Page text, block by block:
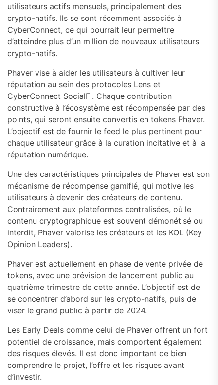
utilisateurs actifs mensuels, principalement des
crypto-natifs. Ils se sont récemment associés à
CyberConnect, ce qui pourrait leur permettre
d’atteindre plus d’un million de nouveaux utilisateurs
crypto-natifs.
Phaver vise à aider les utilisateurs à cultiver leur
réputation au sein des protocoles Lens et
CyberConnect SocialFi. Chaque contribution
constructive à l’écosystème est récompensée par des
points, qui seront ensuite convertis en tokens Phaver.
L’objectif est de fournir le feed le plus pertinent pour
chaque utilisateur grâce à la curation incitative et à la
réputation numérique.
Une des caractéristiques principales de Phaver est son
mécanisme de récompense gamifié, qui motive les
utilisateurs à devenir des créateurs de contenu.
Contrairement aux plateformes centralisées, où le
contenu cryptographique est souvent démonétisé ou
interdit, Phaver valorise les créateurs et les KOL (Key
Opinion Leaders).
Phaver est actuellement en phase de vente privée de
tokens, avec une prévision de lancement public au
quatrième trimestre de cette année. L’objectif est de
se concentrer d’abord sur les crypto-natifs, puis de
viser le grand public à partir de 2024.
Les Early Deals comme celui de Phaver offrent un fort
potentiel de croissance, mais comportent également
des risques élevés. Il est donc important de bien
comprendre le projet, l’offre et les risques avant
d’investir.